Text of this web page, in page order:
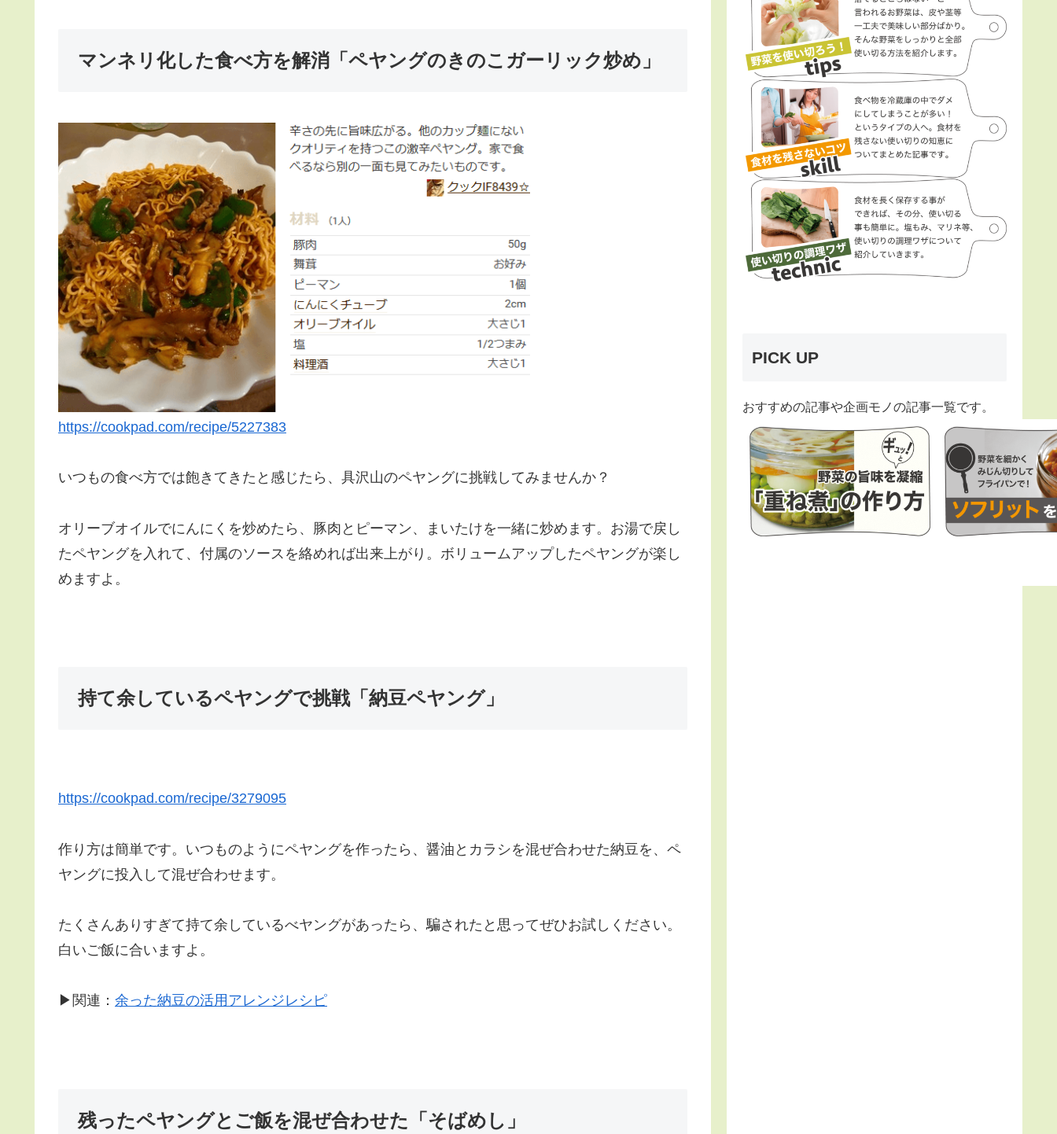
マンネリ化した食べ方を解消「ペヤングのきのこガーリック炒め」
https://cookpad.com/recipe/5227383
いつもの食べ方では飽きてきたと感じたら、具沢山のペヤングに挑戦してみませんか？
オリーブオイルでにんにくを炒めたら、豚肉とピーマン、まいたけを一緒に炒めます。お湯で戻し
たペヤングを入れて、付属のソースを絡めれば出来上がり。ボリュームアップしたペヤングが楽し
めますよ。
持て余しているペヤングで挑戦「納豆ペヤング」
https://cookpad.com/recipe/3279095
作り方は簡単です。いつものようにペヤングを作ったら、醤油とカラシを混ぜ合わせた納豆を、ペ
ヤングに投入して混ぜ合わせます。
たくさんありすぎて持て余しているべヤングがあったら、騙されたと思ってぜひお試しください。
白いご飯に合いますよ。
▶関連： 余った納豆の活用アレンジレシピ
残ったペヤングとご飯を混ぜ合わせた「そばめし」
PICK UP
おすすめの記事や企画モノの記事一覧です。